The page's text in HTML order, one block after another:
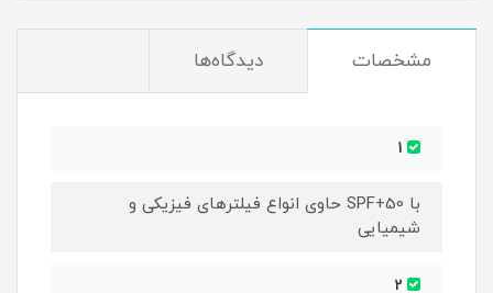
مشخصات دیدگاه‌ها
با SPF+50 حاوی انواع فیلترهای فیزیکی و
شیمیایی